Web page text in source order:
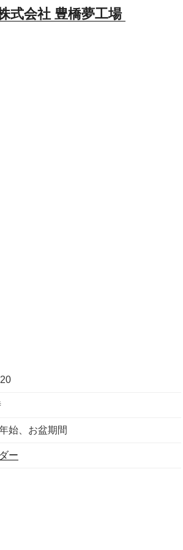
式会社 豊橋夢工場
始、お盆期間
ー